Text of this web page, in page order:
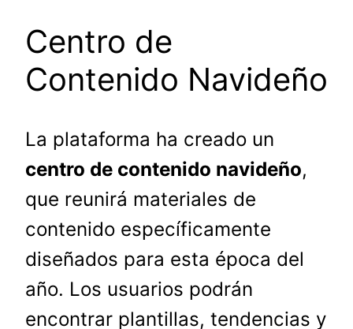
Centro de
Contenido Navideño
La plataforma ha creado un
centro de contenido navideño,
que reunirá materiales de
contenido específicamente
diseñados para esta época del
año. Los usuarios podrán
encontrar plantillas, tendencias y